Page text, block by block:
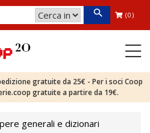
(0)
gratuite da 25€ - Per i soci Coop
gratuite a partire da 19€.
generali e dizionari